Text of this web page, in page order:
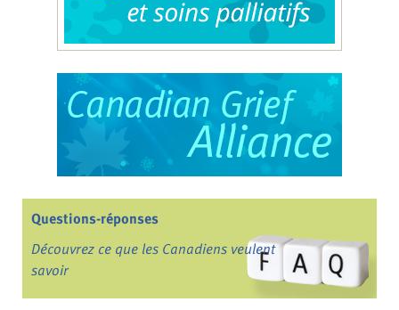
Questions-réponses
Découvrez ce que les Canadiens veulent
savoir